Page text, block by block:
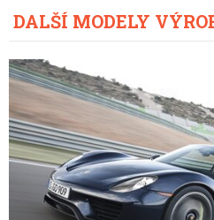
DALŠÍ MODELY